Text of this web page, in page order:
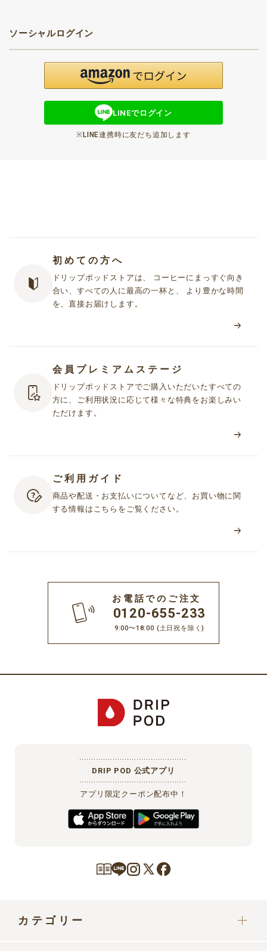
ソーシャルログイン
LINEでログイン
※LINE連携時に友だち追加します
初めての方へ
ドリップポッドストアは、 コーヒーにまっすぐ向き
合い、すべての人に最高の一杯と、 より豊かな時間
を、直接お届けします。
会員プレミアムステージ
ドリップポッドストアでご購入いただいたすべての
方に、ご利用状況に応じて様々な特典をお楽しみい
ただけます。
ご利用ガイド
商品や配送・お支払いについてなど、お買い物に関
する情報はこちらをご覧ください。
お電話でのご注文
0120-655-233
9:00〜18:00 (土日祝を除く)
DRIP POD 公式アプリ
アプリ限定クーポン配布中！
カテゴリー